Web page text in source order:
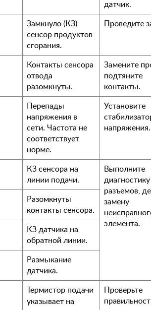
датчик.
Замкнуло (КЗ)
сенсор продуктов
сгорания.
Проведите
Контакты сенсора
отвода
разомкнуты.
Замените
подтяните
контакты.
Перепады
напряжения в
сети. Частота не
соответствует
норме.
Установите
напряжения.
КЗ сенсора на
линии подачи.
Выполните
диагностику
разъемов,
замену
элемента.
Разомкнуты
контакты сенсора.
КЗ датчика на
обратной линии.
Размыкание
датчика.
Термистор подачи
указывает на
Проверьте